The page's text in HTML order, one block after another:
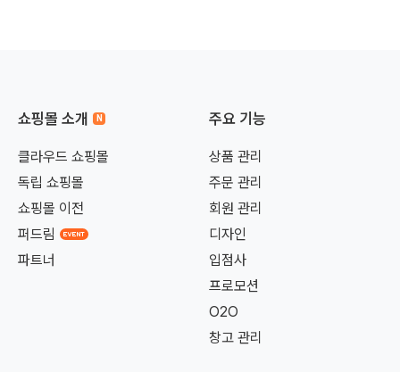
쇼핑몰 소개
클라우드 쇼핑몰
독립 쇼핑몰
쇼핑몰 이전
퍼드림
파트너
주요 기능
상품 관리
주문 관리
회원 관리
디자인
입점사
프로모션
O2O
창고 관리